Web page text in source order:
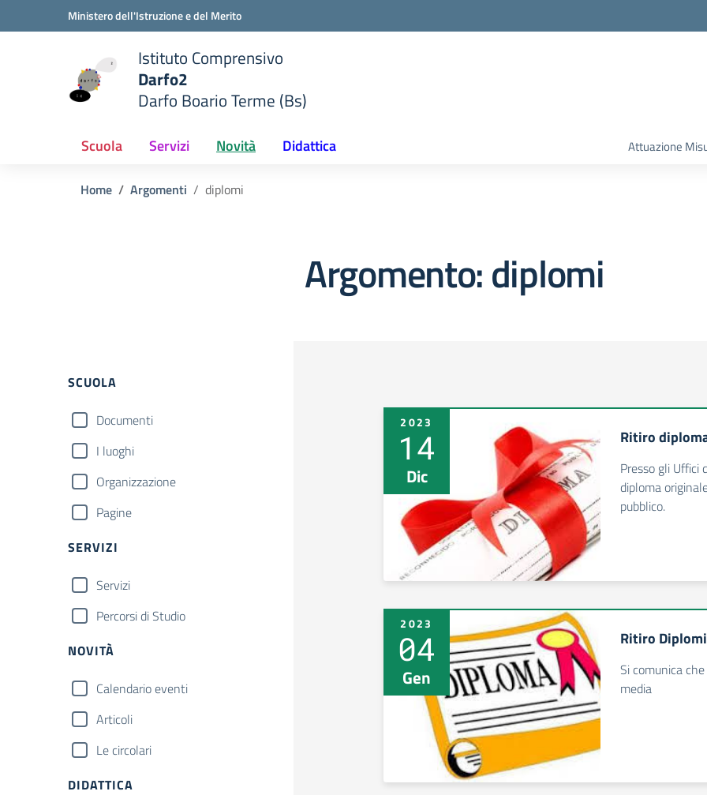
Vai ai contenuti
Vai al menu di navigazioneMinistero dell'Istruzione e del Merito
scuola
Istituto Comprensivo
Darfo2
Darfo Boario Terme (Bs)
Scuola Servizi Novità Didattica Attuazione
Home Argomenti diplomi
Argomento: diplomi
Filtri
SCUOLA
Documenti
I luoghi
Organizzazione
Pagine
SERVIZI
Servizi
Percorsi di Studio
NOVITÀ
Calendario eventi
Articoli
Le circolari
DIDATTICA
2023
14
Dic
Ritiro
Presso gli Uffici
diploma
pubblico.
2023
04
Gen
Ritiro
Si comunica
media